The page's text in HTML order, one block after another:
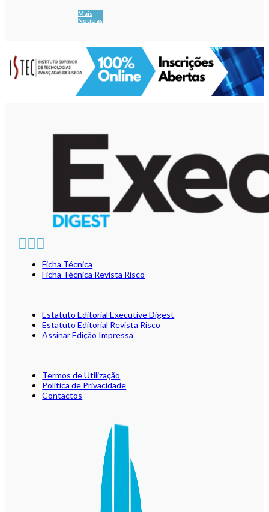
Mais
Notícias
Ficha Técnica
Ficha Técnica Revista Risco
Estatuto Editorial Executive Digest
Estatuto Editorial Revista Risco
Assinar Edição Impressa
Termos de Utilização
Política de Privacidade
Contactos